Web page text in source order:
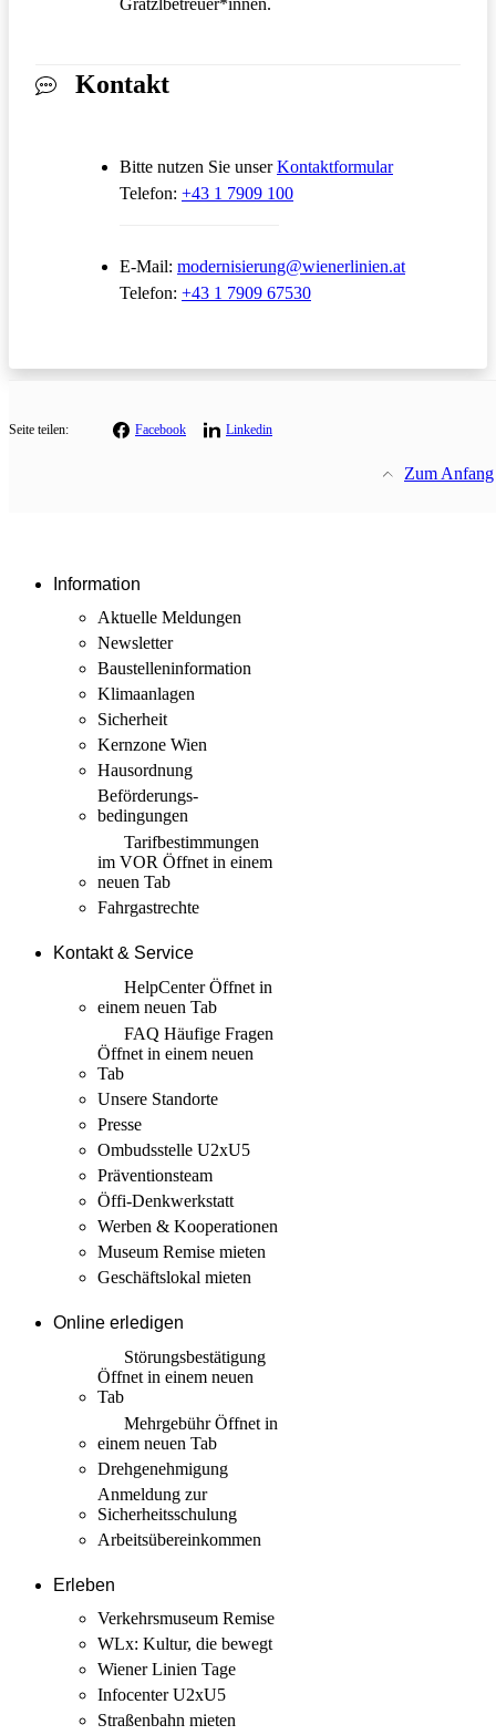
Kontakt
Bitte nutzen Sie unserKontaktformularÖffnet in
Telefon: +43 1 7909 100
E-Mail: modernisierung@wienerlinien.atÖffnet in
Telefon: +43 1 7909 67530
Seite teilen: Facebook Linkedin
Zum Anfang
Information
Aktuelle Meldungen
Newsletter
Baustellen­information
Klimaanlagen
Sicherheit
Kernzone Wien
Hausordnung
Beförderungs­
bedingungen
Tarif­bestimmungen
im VOR Öffnet in einem
neuen Tab
Fahrgastrechte
Kontakt & Service
HelpCenterÖffnet in
einem neuen Tab
FAQ Häufige Fragen
Öffnet in einem neuen
Tab
Unsere Standorte
Presse
Ombudsstelle U2xU5
Präventionsteam
Öffi-Denkwerkstatt
Werben & Kooperationen
Museum Remise mieten
Geschäftslokal mieten
Online erledigen
Störungs­bestätigung
Öffnet in einem neuen
Tab
MehrgebührÖffnet in
einem neuen Tab
Drehgenehmigung
Anmeldung zur
Sicherheits­schulung
Arbeits­übereinkommen
Erleben
Verkehrsmuseum Remise
WLx: Kultur, die bewegt
Wiener Linien Tage
Infocenter U2xU5
Straßenbahn mieten